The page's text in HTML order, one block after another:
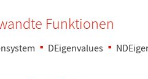
Funktionen
DEigenvalues